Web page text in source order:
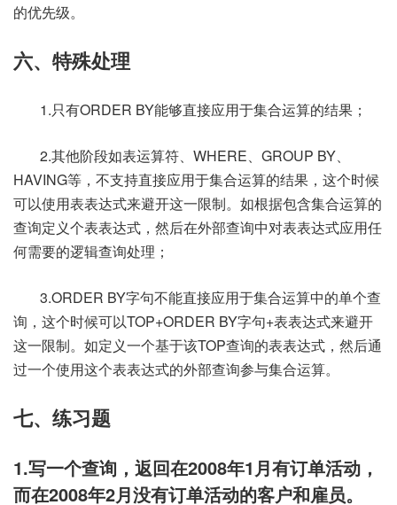
的优先级。
六、特殊处理
1.只有ORDER BY能够直接应用于集合运算的结果；
2.其他阶段如表运算符、WHERE、GROUP BY、
HAVING等，不支持直接应用于集合运算的结果，这个时候
可以使用表表达式来避开这一限制。如根据包含集合运算的
查询定义个表表达式，然后在外部查询中对表表达式应用任
何需要的逻辑查询处理；
3.ORDER BY字句不能直接应用于集合运算中的单个查
询，这个时候可以TOP+ORDER BY字句+表表达式来避开
这一限制。如定义一个基于该TOP查询的表表达式，然后通
过一个使用这个表表达式的外部查询参与集合运算。
七、练习题
1.写一个查询，返回在2008年1月有订单活动，
而在2008年2月没有订单活动的客户和雇员。